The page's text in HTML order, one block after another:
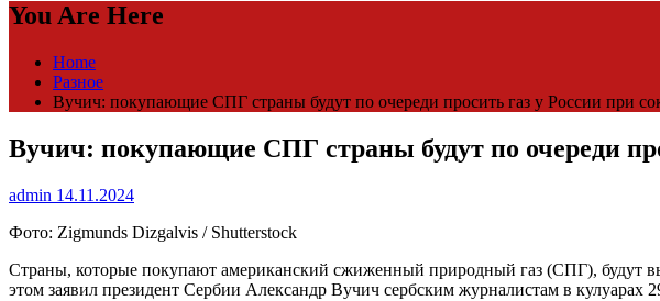
You Are Here
Home
Разное
Вучич: покупающие СПГ страны будут по очереди просить газ у России
Вучич: покупающие СПГ страны будут по очереди
admin 14.11.2024
Фото: Zigmunds Dizgalvis / Shutterstock
Страны, которые покупают американский сжиженный природный газ (СПГ), будут
этом заявил президент Сербии Александр Вучич сербским журналистам в